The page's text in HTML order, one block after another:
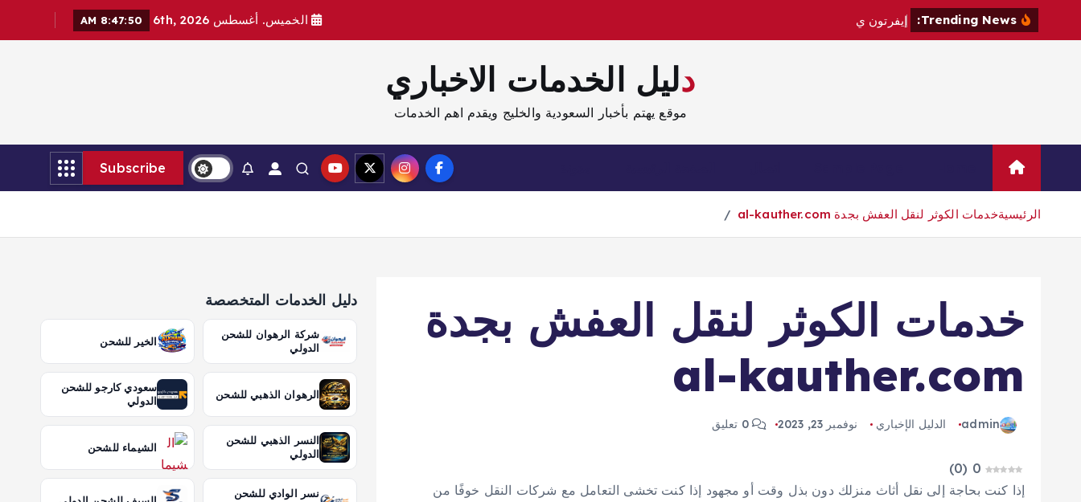
إيفر تون يتع الخميس. أغسطس 6th, 2026 8:47:51 AM
دليل الخدمات الاخباري
موقع يهتم بأخبار السعودية والخليج ويقدم اهم الخدمات
Subscribe
الرئيسيةخدمات الكوثر لنقل العفش بجدة al-kauther.com
خدمات الكوثر لنقل العفش بجدة
al-kauther.com
admin الدليل الإخباري نوفمبر 23, 2023 0 تعليق
0
(
0
)
إذا كنت بحاجة إلى نقل أثاث منزلك دون بذل وقت أو مجهود إذا كنت تخشى التعامل مع شركات النقل خوفًا من
دليل الخدمات المتخصصة
شركة الرهوان للشحن
الدولي
الخير للشحن
الرهوان الذهبي للشحن
سعودي كارجو للشحن
الدولي
النسر الذهبي للشحن
الدولي
الشيماء للشحن
نسر الوادي للشحن